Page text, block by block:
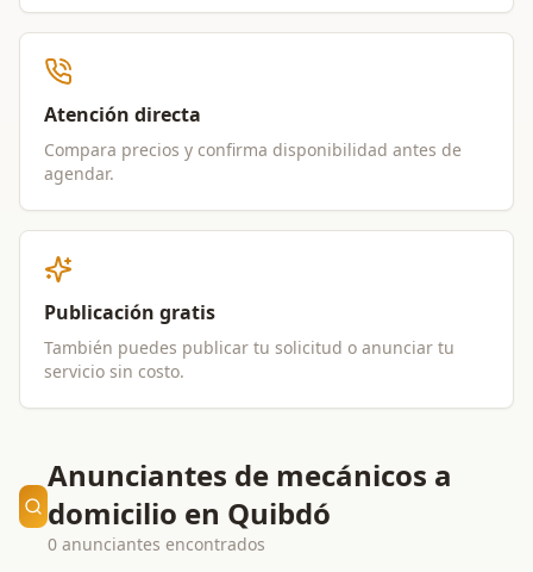
Atención directa
Compara precios y confirma disponibilidad antes de
agendar.
Publicación gratis
También puedes publicar tu solicitud o anunciar tu
servicio sin costo.
Anunciantes de mecánicos a
domicilio en Quibdó
0 anunciantes encontrados